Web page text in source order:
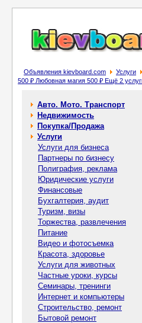
Объявления kievboard.com Услуги
500 ₽ Любовная магия 500 ₽ Ещё 2
Авто. Мото. Транспорт
Недвижимость
Покупка/Продажа
Услуги
Услуги для бизнеса
Партнеры по бизнесу
Полиграфия, реклама
Юридические услуги
Финансовые
Бухгалтерия, аудит
Туризм, визы
Торжества, развлечения
Питание
Видео и фотосъемка
Красота, здоровье
Услуги для животных
Частные уроки, курсы
Семинары, тренинги
Интернет и компьютеры
Строительство, ремонт
Бытовой ремонт